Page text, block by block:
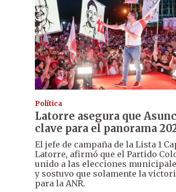
Política
Latorre asegura que
clave para el panorama
El jefe de campaña de la Lista 1
Latorre, afirmó que el Partido
unido a las elecciones
y sostuvo que solamente la
para la ANR.